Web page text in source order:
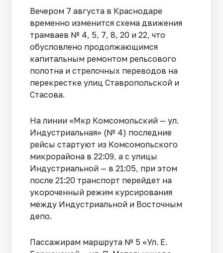
Вечером 7 августа в Краснодаре
временно изменится схема движения
трамваев № 4, 5, 7, 8, 20 и 22, что
обусловлено продолжающимся
капитальным ремонтом рельсового
полотна и стрелочных переводов на
перекрестке улиц Ставропольской и
Стасова.
На линии «Мкр Комсомольский — ул.
Индустриальная» (№ 4) последние
рейсы стартуют из Комсомольского
микрорайона в 22:09, а с улицы
Индустриальной — в 21:05, при этом
после 21:20 транспорт перейдет на
укороченный режим курсирования
между Индустриальной и Восточным
депо.
Пассажирам маршрута № 5 «Ул. Е.